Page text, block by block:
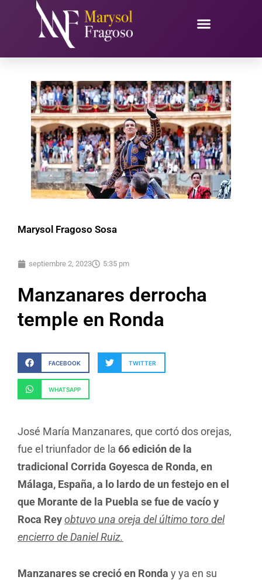
contenido
Marysol Fragoso Sosa
septiembre 2, 2023 5:35 pm
Manzanares derrocha
temple en Ronda
FACEBOOK TWITTER
WHATSAPP
José María Manzanares, que cortó dos orejas,
fue el triunfador de la 66 edición de la
tradicional Corrida Goyesca de Ronda, en
Málaga, España, a lo lardo de un festejo en el
que Morante de la Puebla se fue de vacío y
Roca Reyobtuvo una oreja del último toro del
encierro de Daniel Ruiz.
Manzanares se creció en Ronda y ya en su